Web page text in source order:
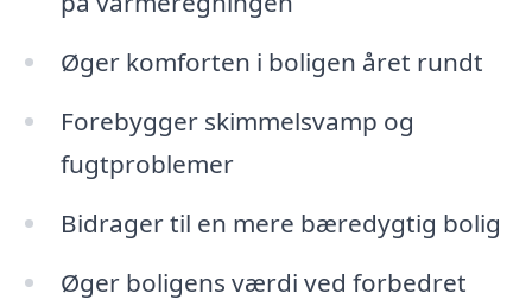
Øger komforten i boligen året rundt
Forebygger skimmelsvamp og
fugtproblemer
Bidrager til en mere bæredygtig bolig
Øger boligens værdi ved forbedret